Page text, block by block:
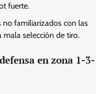
fuerte.
no familiarizados con las
mala selección de tiro.
en zona 1-3-